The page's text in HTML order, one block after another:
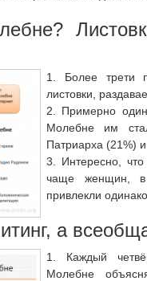
1. Более трети
листовки,
2. Примерно
Молебне им
Патриарха (21%)
3. Интересно,
чаще женщин, в
привлекли
а
1. Каждый
Молебне